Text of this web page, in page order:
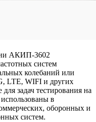
АКИП-3602
систем
колебаний или
LTE, WIFI и других
задач тестирования на
в
оборонных и
систем.